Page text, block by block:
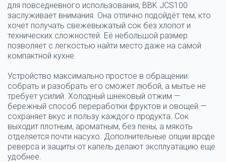
для повседневного использования, BBK JCS100
заслуживает внимания. Она отлично подойдёт тем, кто
хочет получать свежевыжатый сок без хлопот и
технических сложностей. Её небольшой размер
позволяет с легкостью найти место даже на самой
компактной кухне.
Устройство максимально простое в обращении:
собрать и разобрать его сможет любой, а мытье не
требует усилий. Холодный шнековый отжим —
бережный способ переработки фруктов и овощей —
сохраняет вкус и пользу каждого продукта. Сок
выходит плотным, ароматным, без пены, а мякоть
отделяется почти насухо. Дополнительные опции вроде
реверса и защиты от капель делают эксплуатацию еще
удобнее.